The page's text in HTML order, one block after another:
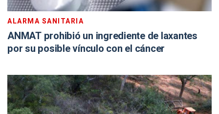
ALARMA SANITARIA
ANMAT prohibió un ingrediente de laxantes
por su posible vínculo con el cáncer